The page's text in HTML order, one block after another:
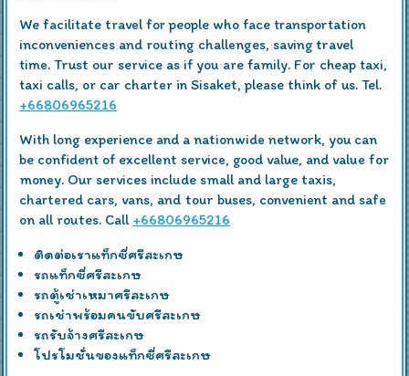
We facilitate travel for people who face transportation
inconveniences and routing challenges, saving travel
time. Trust our service as if you are family. For cheap taxi,
taxi calls, or car charter in Sisaket, please think of us. Tel.
+66806965216
With long experience and a nationwide network, you can
be confident of excellent service, good value, and value for
money. Our services include small and large taxis,
chartered cars, vans, and tour buses, convenient and safe
on all routes. Call +66806965216
ติดต่อเราแท็กซี่ศรีสะเกษ
รถแท็กซี่ศรีสะเกษ
รถตู้เช่าเหมาศรีสะเกษ
รถเช่าพร้อมคนขับศรีสะเกษ
รถรับจ้างศรีสะเกษ
โปรโมชั่นของแท็กซี่ศรีสะเกษ